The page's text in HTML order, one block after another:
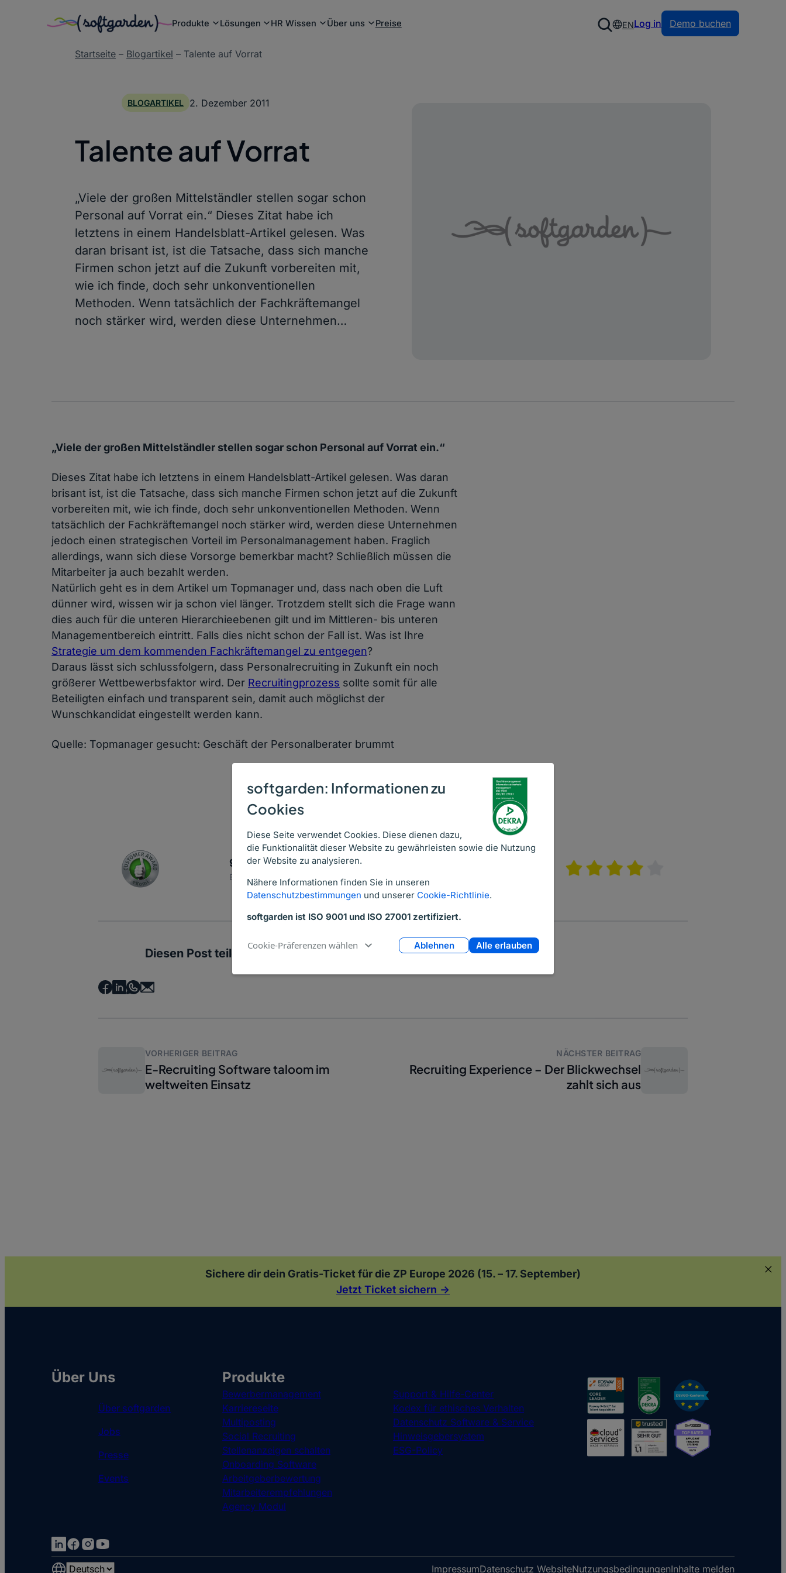
softgarden: Informationen zu
Cookies
Diese Seite verwendet Cookies. Diese dienen dazu,
die Funktionalität dieser Website zu gewährleisten sowie die Nutzung
der Website zu analysieren.
Nähere Informationen finden Sie in unseren
Datenschutzbestimmungen und unserer Cookie-Richtlinie.
softgarden ist ISO 9001 und ISO 27001 zertifiziert.
Cookie-Präferenzen wählen Ablehnen Alle erlauben
Produkte Lösungen HR Wissen Über uns Preise ENLog in Demo buchen
Startseite – Blogartikel – Talente auf Vorrat
BLOGARTIKEL 2. Dezember 2011
Talente auf Vorrat
„Viele der großen Mittelständler stellen sogar schon
Personal auf Vorrat ein.“ Dieses Zitat habe ich
letztens in einem Handelsblatt-Artikel gelesen. Was
daran brisant ist, ist die Tatsache, dass sich manche
Firmen schon jetzt auf die Zukunft vorbereiten mit,
wie ich finde, doch sehr unkonventionellen
Methoden. Wenn tatsächlich der Fachkräftemangel
noch stärker wird, werden diese Unternehmen…
„Viele der großen Mittelständler stellen sogar schon Personal auf Vorrat ein.“
Dieses Zitat habe ich letztens in einem Handelsblatt-Artikel gelesen. Was daran
brisant ist, ist die Tatsache, dass sich manche Firmen schon jetzt auf die Zukunft
vorbereiten mit, wie ich finde, doch sehr unkonventionellen Methoden. Wenn
tatsächlich der Fachkräftemangel noch stärker wird, werden diese Unternehmen
jedoch einen strategischen Vorteil im Personalmanagement haben. Fraglich
allerdings, wann sich diese Vorsorge bemerkbar macht? Schließlich müssen die
Mitarbeiter ja auch bezahlt werden.
Natürlich geht es in dem Artikel um Topmanager und, dass nach oben die Luft
dünner wird, wissen wir ja schon viel länger. Trotzdem stellt sich die Frage wann
dies auch für die unteren Hierarchieebenen gilt und im Mittleren- bis unteren
Managementbereich eintritt. Falls dies nicht schon der Fall ist. Was ist Ihre
Strategie um dem kommenden Fachkräftemangel zu entgegen?
Daraus lässt sich schlussfolgern, dass Personalrecruiting in Zukunft ein noch
größerer Wettbewerbsfaktor wird. Der Recruitingprozess sollte somit für alle
Beteiligten einfach und transparent sein, damit auch möglichst der
Wunschkandidat eingestellt werden kann.
Quelle: Topmanager gesucht: Geschäft der Personalberater brummt
94% zufriedene Kunden
Basierend auf 3722 Bewertungen
Diesen Post teilen:
VORHERIGER BEITRAG
E-Recruiting Software taloom im
weltweiten Einsatz
NÄCHSTER BEITRAG
Recruiting Experience – Der Blickwechsel
zahlt sich aus
Sichere dir dein Gratis-Ticket für die ZP Europe 2026 (15. – 17. September)
Jetzt Ticket sichern ->
Über Uns
Über softgarden
Jobs
Presse
Events
Produkte
Bewerbermanagement
Karriereseite
Multiposting
Social Recruiting
Stellenanzeigen schalten
Onboarding Software
Arbeitgeberbewertung
Mitarbeiterempfehlungen
Agency Modul
Support & Hilfe-Center
Kodex für ethisches Verhalten
Datenschutz Software & Service
Hinweisgebersystem
ESG-Policy
Choose ImpressumDatenschutz WebsiteNutzungsbedingungenInhalte melden